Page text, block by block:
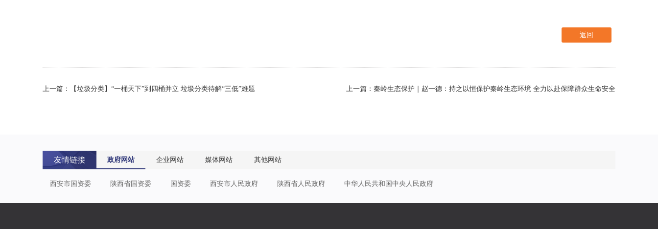
返回
上一篇：【垃圾分类】“一桶天下”到四桶并立 垃圾分类待解“三低”难题 上一篇：秦岭生态保护｜赵一德：持之以恒保护秦岭生态环境 全力以赴保障群众生命安全
友情链接 政府网站 企业网站 媒体网站 其他网站
西安市国资委 陕西省国资委 国资委 西安市人民政府 陕西省人民政府 中华人民共和国中央人民政府